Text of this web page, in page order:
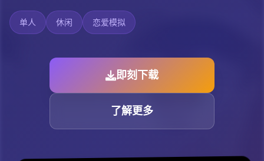
单人 休闲 恋爱模拟
即刻下载
了解更多